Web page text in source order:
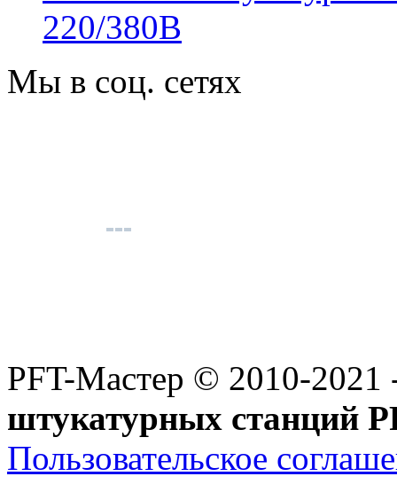
220/380B
Мы в соц. сетях
PFT-Мастер © 2010-
штукатурных станций
Пользовательское